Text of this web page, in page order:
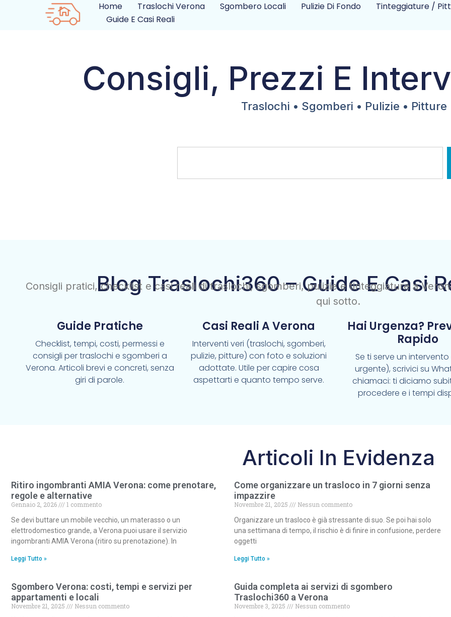
Home Traslochi Verona Sgombero Locali Pulizie Di Fondo
Tinteggiature /
Guide E Casi Reali
Consigli, Prezzi E
Traslochi • Sgomberi • Pulizie • Pitture
Blog Traslochi360 – Guide E Casi
Consigli pratici, checklist e casi reali di traslochi, sgomberi, pulizie e tinteggiature a
qui sotto.
Guide Pratiche
Checklist, tempi, costi, permessi e
consigli per traslochi e sgomberi a
Verona. Articoli brevi e concreti, senza
giri di parole.
Casi Reali A Verona
Interventi veri (traslochi, sgomberi,
pulizie, pitture) con foto e soluzioni
adottate. Utile per capire cosa
aspettarti e quanto tempo serve.
Hai Urgenza?
Rapido
Se ti serve un
urgente), scrivici su
chiamaci: ti diciamo
procedere e i tempi
Articoli In Evidenza
Ritiro ingombranti AMIA Verona: come prenotare,
regole e alternative
Gennaio 2, 2026
1 commento
Se devi buttare un mobile vecchio, un materasso o un
elettrodomestico grande, a Verona puoi usare il servizio
ingombranti AMIA Verona (ritiro su prenotazione). In
Leggi Tutto »
Come organizzare un trasloco in 7 giorni senza
impazzire
Novembre 21, 2025
Nessun commento
Organizzare un trasloco è già stressante di suo. Se poi hai solo
una settimana di tempo, il rischio è di finire in confusione, perdere
oggetti
Leggi Tutto »
Sgombero Verona: costi, tempi e servizi per
appartamenti e locali
Novembre 21, 2025
Nessun commento
Guida completa ai servizi di sgombero
Traslochi360 a Verona
Novembre 3, 2025
Nessun commento